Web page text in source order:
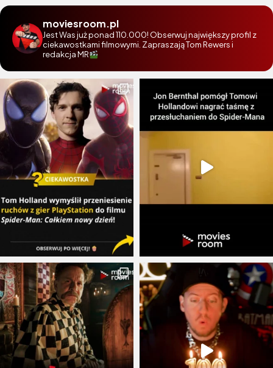
moviesroom.pl
Jest Was już ponad 110.000! Obserwuj największy profil z
ciekawostkami filmowymi. Zapraszają Tom Rewers i
redakcja MR